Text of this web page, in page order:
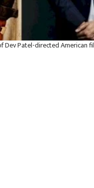
Patel-directed American